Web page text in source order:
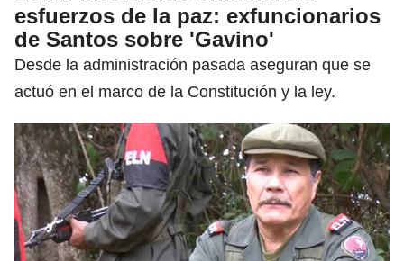
esfuerzos de la paz: exfuncionarios
de Santos sobre 'Gavino'
Desde la administración pasada aseguran que se
actuó en el marco de la Constitución y la ley.